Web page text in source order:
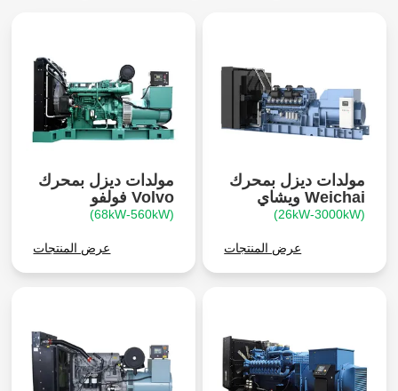
مولدات ديزل بمحرك
Weichai ويشاي
(26kW-3000kW)
عرض المنتجات
مولدات ديزل بمحرك
Volvo فولفو
(68kW-560kW)
عرض المنتجات